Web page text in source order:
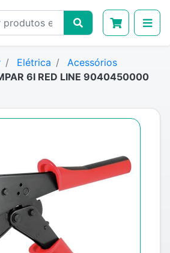
Elétrica
Acessórios
6I RED LINE 9040450000